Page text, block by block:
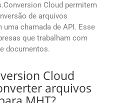
Cloud permitem
de arquivos
uma chamada de API. Esse
que trabalham com
documentos.
Cloud
arquivos